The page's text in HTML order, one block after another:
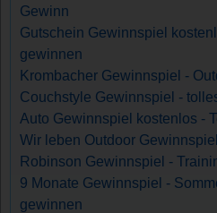
Gewinn
Gutschein Gewinnspiel
gewinnen
Krombacher Gewinnspiel -
Couchstyle Gewinnspiel -
Auto Gewinnspiel kostenlos -
Wir leben Outdoor
Robinson Gewinnspiel -
9 Monate Gewinnspiel -
gewinnen